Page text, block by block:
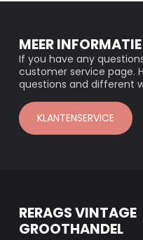
MEER INFORMATIE
If you have any
customer service page.
questions and different
KLANTENSERVICE
RERAGS VINTAGE
GROOTHANDEL